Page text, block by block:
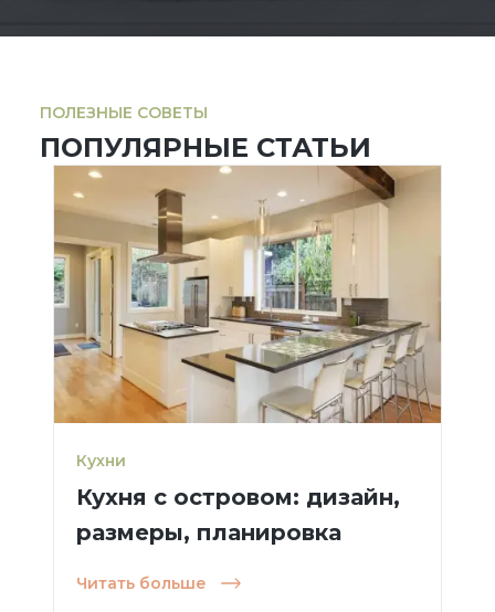
ПОЛЕЗНЫЕ СОВЕТЫ
ПОПУЛЯРНЫЕ СТАТЬИ
Кухни
Кухня с островом: дизайн,
размеры, планировка
Читать больше